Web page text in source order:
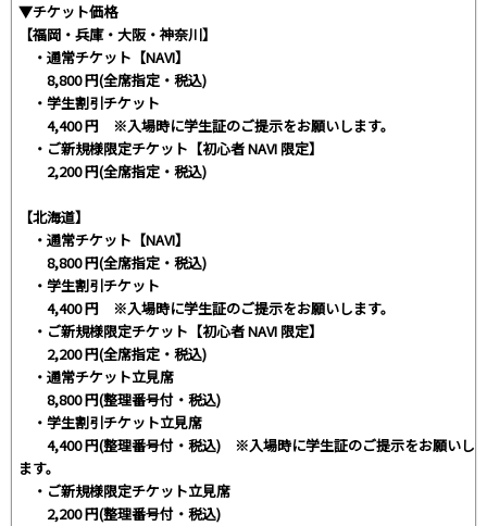
▼チケット価格
【福岡・兵庫・大阪・神奈川】
・通常チケット【NAVI】
8,800 円(全席指定・税込)
・学生割引チケット
4,400 円 ※入場時に学生証のご提示をお願いします。
・ご新規様限定チケット【初心者 NAVI 限定】
2,200 円(全席指定・税込)
【北海道】
・通常チケット【NAVI】
8,800 円(全席指定・税込)
・学生割引チケット
4,400 円 ※入場時に学生証のご提示をお願いします。
・ご新規様限定チケット【初心者 NAVI 限定】
2,200 円(全席指定・税込)
・通常チケット立見席
8,800 円(整理番号付・税込)
・学生割引チケット立見席
4,400 円(整理番号付・税込) ※入場時に学生証のご提示をお願いし
ます。
・ご新規様限定チケット立見席
2,200 円(整理番号付・税込)